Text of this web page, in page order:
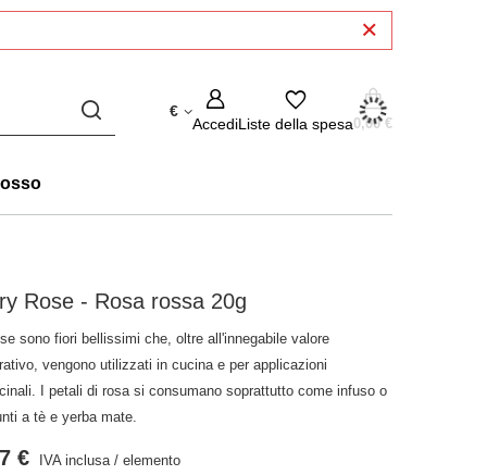
€
AccediListe della spesa0,00 €
Rose - Rosa rossa 20g
sono fiori bellissimi che, oltre all'innegabile valore
vengono utilizzati in cucina e per applicazioni
I petali di rosa si consumano soprattutto come infuso o
a tè e yerba mate.
€ IVA inclusa/elemento